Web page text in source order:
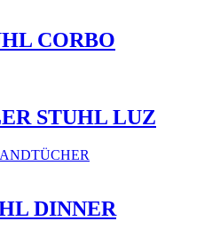
CORBO
STUHL LUZ
DINNER